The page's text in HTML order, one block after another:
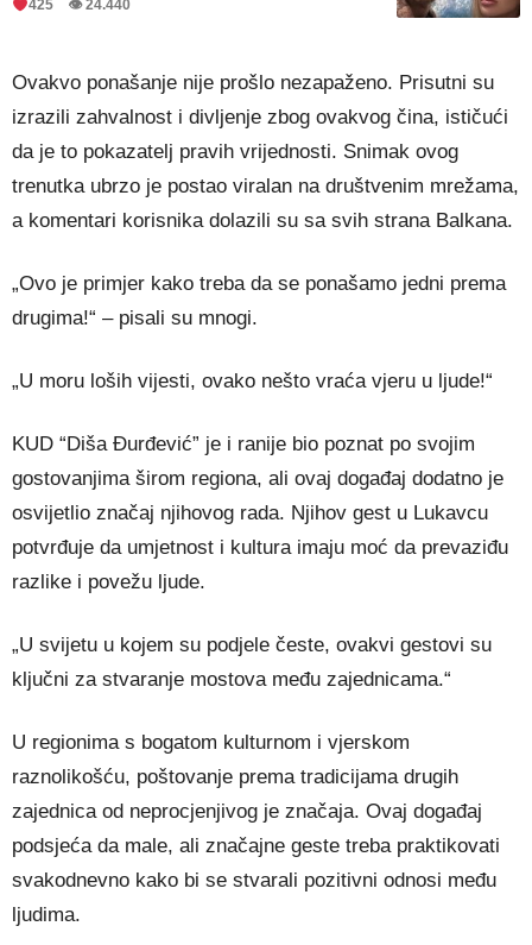
425 👁 24.440
Ovakvo ponašanje nije prošlo nezapaženo. Prisutni su
izrazili zahvalnost i divljenje zbog ovakvog čina, ističući
da je to pokazatelj pravih vrijednosti. Snimak ovog
trenutka ubrzo je postao viralan na društvenim mrežama,
a komentari korisnika dolazili su sa svih strana Balkana.
„Ovo je primjer kako treba da se ponašamo jedni prema
drugima!“ – pisali su mnogi.
„U moru loših vijesti, ovako nešto vraća vjeru u ljude!“
KUD “Diša Đurđević” je i ranije bio poznat po svojim
gostovanjima širom regiona, ali ovaj događaj dodatno je
osvijetlio značaj njihovog rada. Njihov gest u Lukavcu
potvrđuje da umjetnost i kultura imaju moć da prevaziđu
razlike i povežu ljude.
„U svijetu u kojem su podjele česte, ovakvi gestovi su
ključni za stvaranje mostova među zajednicama.“
U regionima s bogatom kulturnom i vjerskom
raznolikošću, poštovanje prema tradicijama drugih
zajednica od neprocjenjivog je značaja. Ovaj događaj
podsjeća da male, ali značajne geste treba praktikovati
svakodnevno kako bi se stvarali pozitivni odnosi među
ljudima.